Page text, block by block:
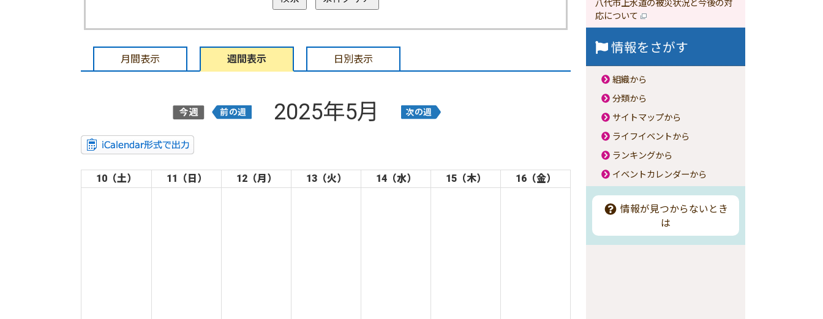
月間表示 週間表示 日別表示
2025年5月
10（土） 11（日） 12（月） 13（火） 14（水） 15（木） 16（金）
八代市上水道の被災状況と今後の対
応について
情報をさがす
組織から
分類から
サイトマップから
ライフイベントから
ランキングから
イベントカレンダーから
情報が見つからないとき
は